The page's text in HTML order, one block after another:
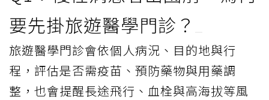
要先掛旅遊醫學門診？
旅遊醫學門診會依個人病況、目的地與行
程，評估是否需疫苗、預防藥物與用藥調
整，也會提醒長途飛行、血栓與高海拔等風